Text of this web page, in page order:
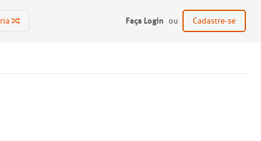
Faça Login ou Cadastre-se